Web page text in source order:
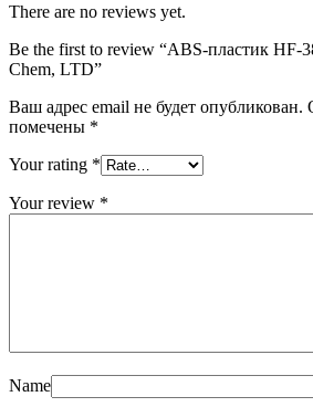
There are no reviews yet.
Be the first to review “ABS-пластик HF-
Chem, LTD”
Ваш адрес email не будет опубликован.
помечены *
Your rating *
Your review *
Name